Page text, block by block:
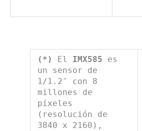
(*) El IMX585 es
un sensor de
1/1.2″ con 8
millones de
píxeles
(resolución de
3840 x 2160),